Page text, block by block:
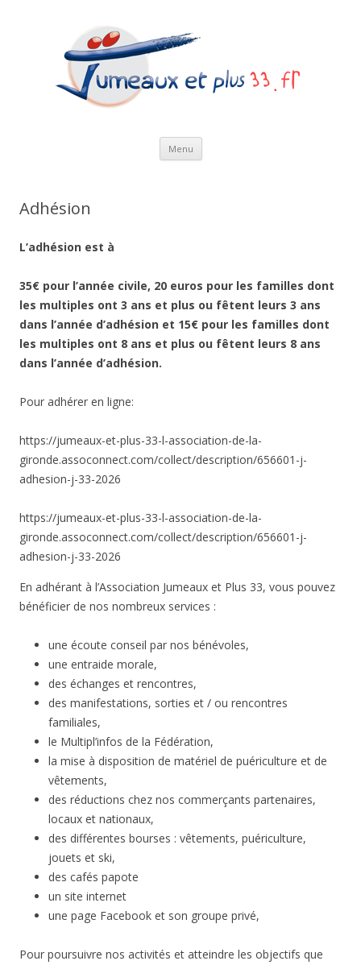
Menu Aller au contenu
Adhésion
L’adhésion est à
35€ pour l’année civile, 20 euros pour les familles dont
les multiples ont 3 ans et plus ou fêtent leurs 3 ans
dans l’année d’adhésion et 15€ pour les familles dont
les multiples ont 8 ans et plus ou fêtent leurs 8 ans
dans l’année d’adhésion.
Pour adhérer en ligne:
https://jumeaux-et-plus-33-l-association-de-la-
gironde.assoconnect.com/collect/description/656601-j-
adhesion-j-33-2026
https://jumeaux-et-plus-33-l-association-de-la-
gironde.assoconnect.com/collect/description/656601-j-
adhesion-j-33-2026
En adhérant à l’Association Jumeaux et Plus 33, vous pouvez
bénéficier de nos nombreux services :
une écoute conseil par nos bénévoles,
une entraide morale,
des échanges et rencontres,
des manifestations, sorties et / ou rencontres
familiales,
le Multipl’infos de la Fédération,
la mise à disposition de matériel de puériculture et de
vêtements,
des réductions chez nos commerçants partenaires,
locaux et nationaux,
des différentes bourses : vêtements, puériculture,
jouets et ski,
des cafés papote
un site internet
une page Facebook et son groupe privé,
Pour poursuivre nos activités et atteindre les objectifs que